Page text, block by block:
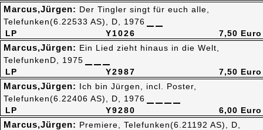
Y1026
LP
Marcus,Jürgen: Der Tingler singt für euch alle,
Telefunken(6.22533 AS), D, 1976
7,50 Euro
Y2987
LP
Marcus,Jürgen: Ein Lied zieht hinaus in die Welt,
TelefunkenD, 1975
7,50 Euro
Y9280
LP
Marcus,Jürgen: Ich bin Jürgen, incl. Poster,
Telefunken(6.22406 AS), D, 1976
6,00 Euro
Marcus,Jürgen: Premiere, Telefunken(6.21192 AS), D,